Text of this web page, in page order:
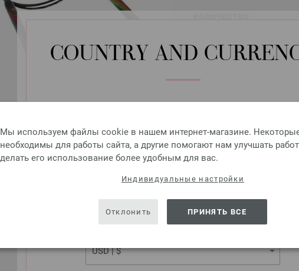
COUNTRY AND
LANGUAGE
SHIPPING TO
USA - The United States of America
Мы используем файлы cookie в нашем интернет-магазине.
необходимы для работы сайта, а другие помогают нам улучшать
делать его использование более удобным для вас.
Индивидуальные настройки
Отклонить ПРИНЯТЬ ВСЕ
Круговые спицы
Круговые спицы LANA
9,66 €
11,28 $ без НДС,
КОЛИЧЕСТВО